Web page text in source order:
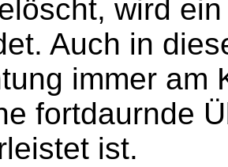
wird
Auch in
immer am
fortdaurnde
ist.